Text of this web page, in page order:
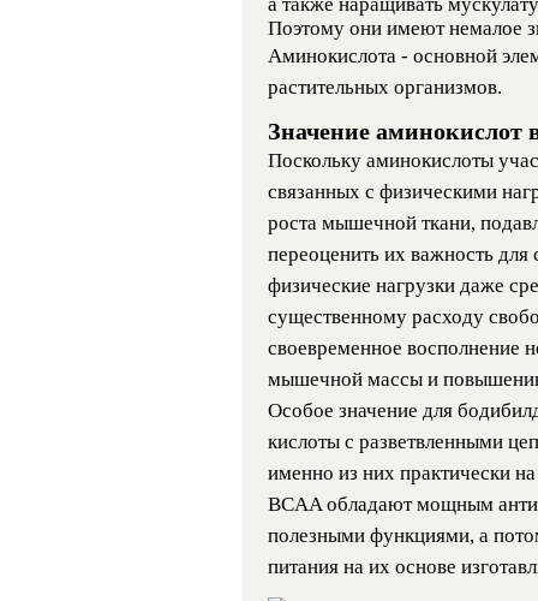
Поэтому они имеют немалое
Аминокислота - основной
растительных организмов.
Значение аминокислот
Поскольку аминокислоты
связанных с физическими
роста мышечной ткани,
переоценить их важность
физические нагрузки даже
существенному расходу
своевременное восполнение
мышечной массы и
Особое значение для
кислоты с разветвленными
именно из них практически
BCAA обладают мощным
полезными функциями, а
питания на их основе